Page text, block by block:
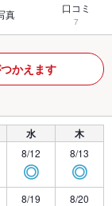
真 口コミ
7
かえます
水 木
8/12
◎
8/13
◎
8/19 8/20